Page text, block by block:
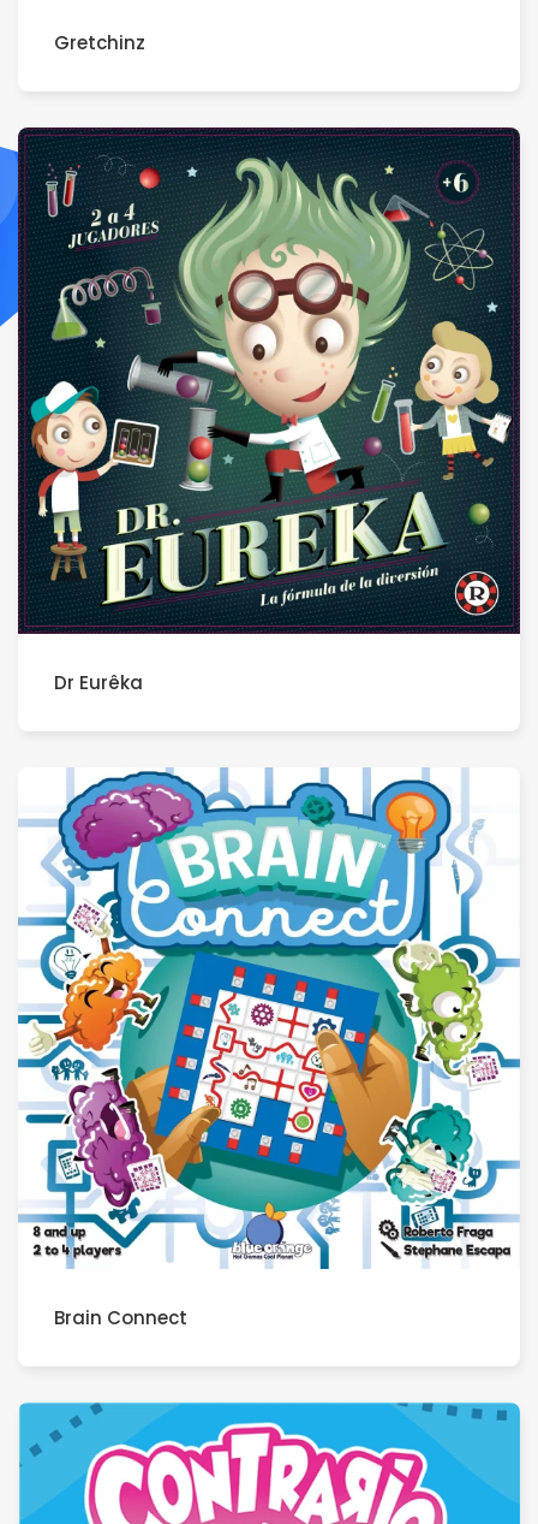
Gretchinz
Dr Eurêka
Brain Connect